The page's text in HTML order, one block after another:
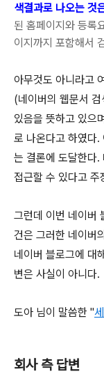
색결과로 나오는 것
된 홈페이지와 등록
이지까지 포함해서
아무것도 아니라고
(네이버의 웹문서
있음을 뜻하고 있으
로 나온다고 하였다.
는 결론에 도달한다
접근할 수 있다고 주
그런데 이번 네이버
건은 그러한 네이버
네이버 블로그에 대
변은 사실이 아니다.
도아 님이 말씀한 "
회사 측 답변